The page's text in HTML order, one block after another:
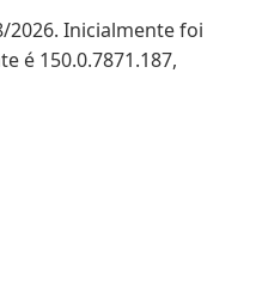
2026. Inicialmente foi
é 150.0.7871.187,